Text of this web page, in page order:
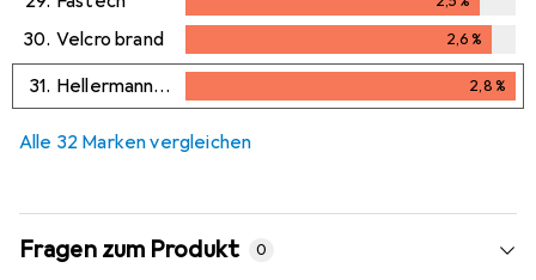
2,5%
30. Velcro brand 2,6%
2,6%
31. HellermannTyton 2,8%
2,8%
Alle 32 Marken vergleichen
Fragen zum Produkt 0